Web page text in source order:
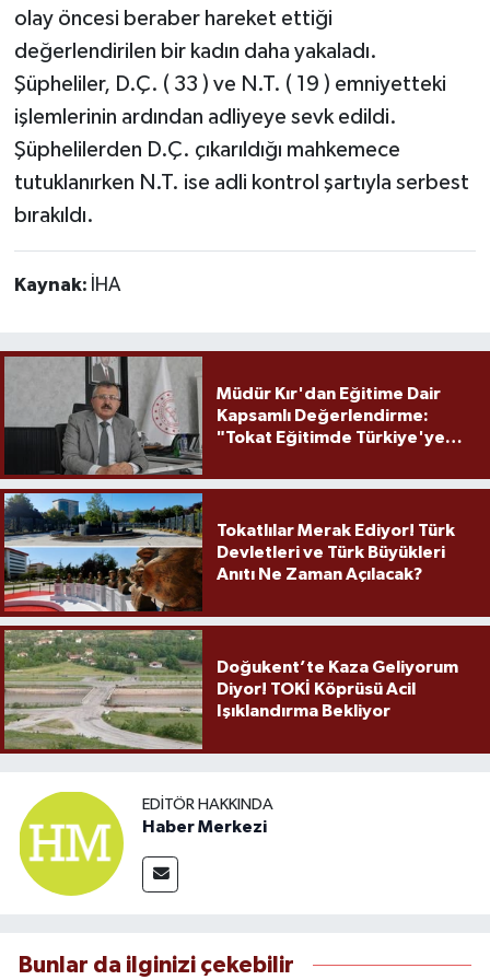
olay öncesi beraber hareket ettiği
değerlendirilen bir kadın daha yakaladı.
Şüpheliler, D.Ç. ( 33 ) ve N.T. ( 19 ) emniyetteki
işlemlerinin ardından adliyeye sevk edildi.
Şüphelilerden D.Ç. çıkarıldığı mahkemece
tutuklanırken N.T. ise adli kontrol şartıyla serbest
bırakıldı.
Kaynak: İHA
Müdür Kır'dan Eğitime Dair
Kapsamlı Değerlendirme:
"Tokat Eğitimde Türkiye'ye
Tokatlılar Merak Ediyor! Türk
Devletleri ve Türk Büyükleri
Anıtı Ne Zaman Açılacak?
Doğukent’te Kaza Geliyorum
Diyor! TOKİ Köprüsü Acil
Işıklandırma Bekliyor
EDITÖR HAKKINDA
Haber Merkezi
Bunlar da ilginizi çekebilir